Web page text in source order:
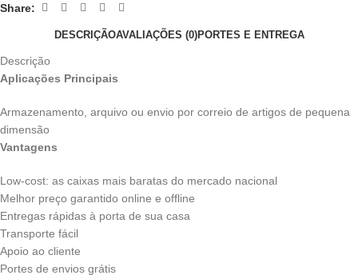
Share:
DESCRIÇÃOAVALIAÇÕES (0)PORTES E ENTREGA
Descrição
Aplicações Principais
Armazenamento, arquivo ou envio por correio de artigos de pequena
dimensão
Vantagens
Low-cost: as caixas mais baratas do mercado nacional
Melhor preço garantido online e offline
Entregas rápidas à porta de sua casa
Transporte fácil
Apoio ao cliente
Portes de envios grátis